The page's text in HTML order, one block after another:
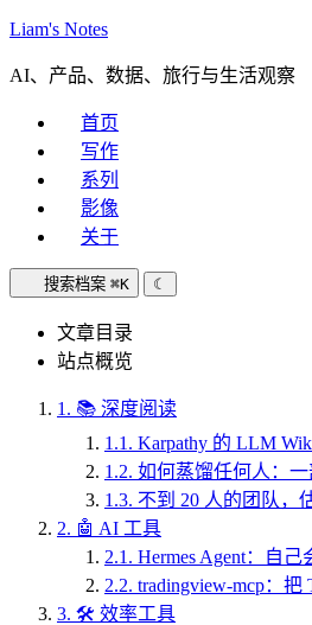
Liam's Notes
AI、产品、数据、旅行与生活观察
首页
写作
系列
影像
关于
搜索档案 ⌘K ☾
文章目录
站点概览
1. 📚 深度阅读
1.1. Karpathy 的 LLM
1.2. 如何蒸馏任何人：
1.3. 不到 20 人的团队，
2. 🤖 AI 工具
2.1. Hermes Agent：自
2.2. tradingview-mcp：把
3. 🛠️ 效率工具